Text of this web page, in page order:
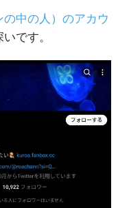
中の人）のアカウ
です。